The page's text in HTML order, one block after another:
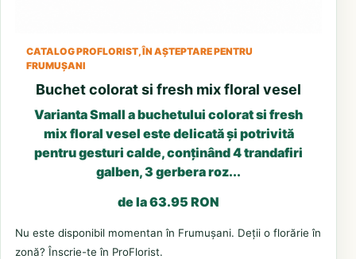
CATALOG PROFLORIST, ÎN AȘTEPTARE PENTRU
FRUMUȘANI
Buchet colorat si fresh mix floral vesel
Varianta Small a buchetului colorat si fresh
mix floral vesel este delicată și potrivită
pentru gesturi calde, conținând 4 trandafiri
galben, 3 gerbera roz...
de la 63.95 RON
Nu este disponibil momentan în Frumușani. Deții o florărie în
zonă? Înscrie-te în ProFlorist.